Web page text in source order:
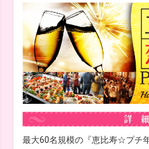
最大60名規模の『恵比寿☆プチ